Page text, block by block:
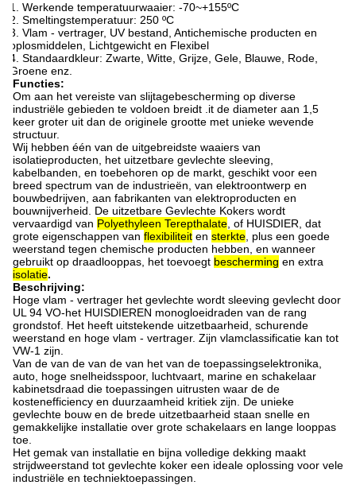
1. Werkende temperatuurwaaier: -70~+155ºC
2. Smeltingstemperatuur: 250 ºC
3. Vlam - vertrager, UV bestand, Antichemische producten en
oplosmiddelen, Lichtgewicht en Flexibel
4. Standaardkleur: Zwarte, Witte, Grijze, Gele, Blauwe, Rode,
Groene enz.
Functies:
Om aan het vereiste van slijtagebescherming op diverse
industriële gebieden te voldoen breidt .it de diameter aan 1,5
keer groter uit dan de originele grootte met unieke wevende
structuur.
Wij hebben één van de uitgebreidste waaiers van
isolatieproducten, het uitzetbare gevlechte sleeving,
kabelbanden, en toebehoren op de markt, geschikt voor een
breed spectrum van de industrieën, van elektroontwerp en
bouwbedrijven, aan fabrikanten van elektroproducten en
bouwnijverheid. De uitzetbare Gevlechte Kokers wordt
vervaardigd van Polyethyleen Terepthalate , of HUISDIER, dat
grote eigenschappen van flexibiliteit en sterkte , plus een goede
weerstand tegen chemische producten hebben, en wanneer
gebruikt op draadlooppas, het toevoegt bescherming en extra
isolatie.
Beschrijving:
Hoge vlam - vertrager het gevlechte wordt sleeving gevlecht door
UL 94 VO-het HUISDIEREN monogloeidraden van de rang
grondstof. Het heeft uitstekende uitzetbaarheid, schurende
weerstand en hoge vlam - vertrager. Zijn vlamclassificatie kan tot
VW-1 zijn.
Van de van de van de van het van de toepassingselektronika,
auto, hoge snelheidsspoor, luchtvaart, marine en schakelaar
kabinetsdraad die toepassingen uitrusten waar de de
kostenefficiency en duurzaamheid kritiek zijn. De unieke
gevlechte bouw en de brede uitzetbaarheid staan snelle en
gemakkelijke installatie over grote schakelaars en lange looppas
toe.
Het gemak van installatie en bijna volledige dekking maakt
strijdweerstand tot gevlechte koker een ideale oplossing voor vele
industriële en techniektoepassingen.